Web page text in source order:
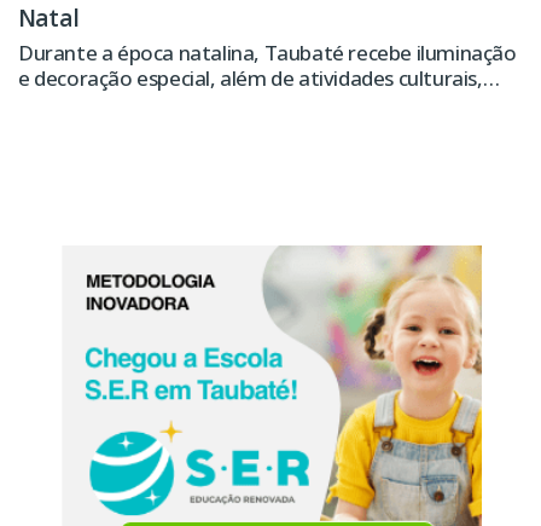
Natal
Durante a época natalina, Taubaté recebe iluminação
e decoração especial, além de atividades culturais,